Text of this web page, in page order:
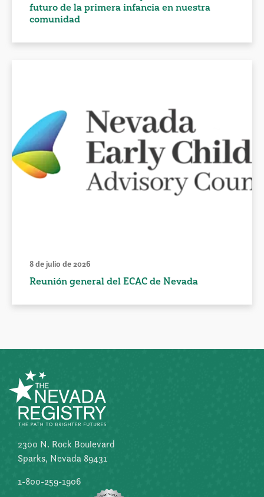
futuro de la primera infancia en nuestra
comunidad
8 de julio de 2026
Reunión general del ECAC de Nevada
2300 N. Rock Boulevard
Sparks, Nevada 89431
1-800-259-1906